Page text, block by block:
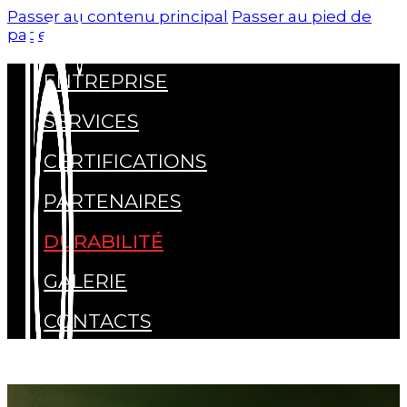
Passer au contenu principal Passer au pied de
page
ENTREPRISE
SERVICES
CERTIFICATIONS
PARTENAIRES
DURABILITÉ
GALERIE
CONTACTS